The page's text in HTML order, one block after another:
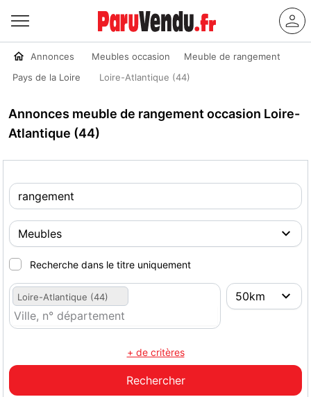
Annonces Meubles occasion
Meuble de rangement
Pays de la Loire
Loire-Atlantique (44)
Annonces meuble de rangement occasion Loire-
Atlantique (44)
Recherche dans le titre uniquement
Loire-Atlantique (44)
+ de critères